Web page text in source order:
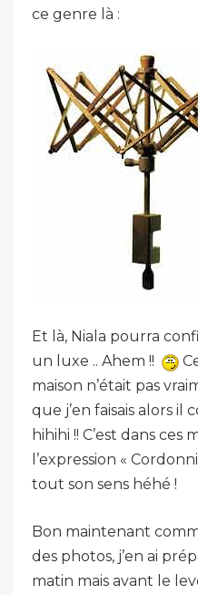
ce genre là :
Et là, Niala pourra
un luxe .. Ahem !!
maison n’était pas
que j’en faisais alors il
hihihi !! C’est dans ces
l’expression «
tout son sens héhé !
Bon maintenant
des photos, j’en ai
matin mais avant le